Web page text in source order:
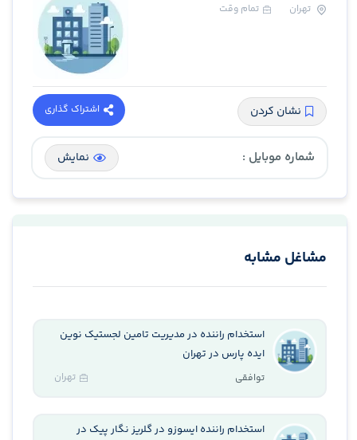
تهران تمام وقت
نشان کردن اشتراک گذاری
شماره موبایل : نمایش
مشاغل مشابه
استخدام راننده در مدیریت تامین لجستیک نوین
ایده پارس در تهران
توافقی تهران
استخدام راننده ایسوزو در گلریز نگار پیک در